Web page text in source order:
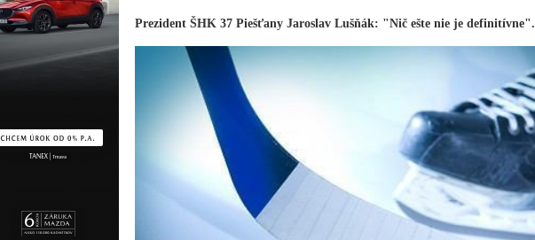
Prezident ŠHK 37 Piešťany Jaroslav Lušňák: "Nič ešte nie je definitívne".